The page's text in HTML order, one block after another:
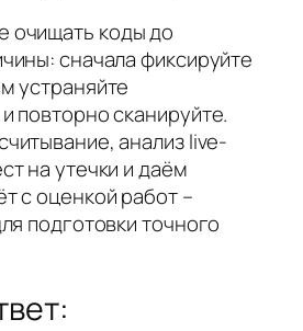
очищать коды до
сначала фиксируйте
устраняйте
повторно сканируйте.
анализ live-
на утечки и даём
с оценкой работ –
подготовки точного